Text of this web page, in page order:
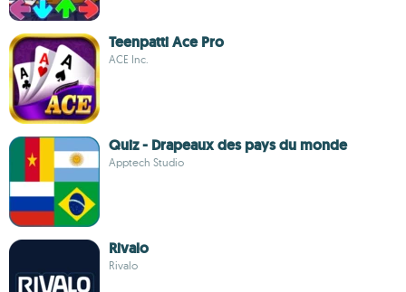
Teenpatti Ace Pro
ACE Inc.
Quiz - Drapeaux des pays du monde
Apptech Studio
Rivalo
Rivalo